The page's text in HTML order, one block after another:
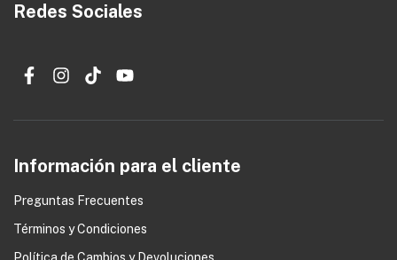
Redes Sociales
Información para el cliente
Preguntas Frecuentes
Términos y Condiciones